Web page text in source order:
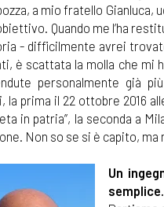
a mio fratello
Quando me l’ha
- difficilmente avrei
è scattata la molla che mi
personalmente già
la prima il 22 ottobre 2016
in patria”, la seconda a
Non so se si è capito,
Un